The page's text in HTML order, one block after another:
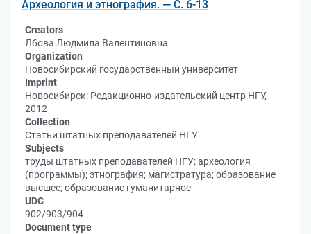
Археология и этнография. — С. 6-13
Creators
Лбова Людмила Валентиновна
Organization
Новосибирский государственный университет
Imprint
Новосибирск: Редакционно-издательский центр НГУ,
2012
Collection
Статьи штатных преподавателей НГУ
Subjects
труды штатных преподавателей НГУ; археология
(программы); этнография; магистратура; образование
высшее; образование гуманитарное
UDC
902/903/904
Document type